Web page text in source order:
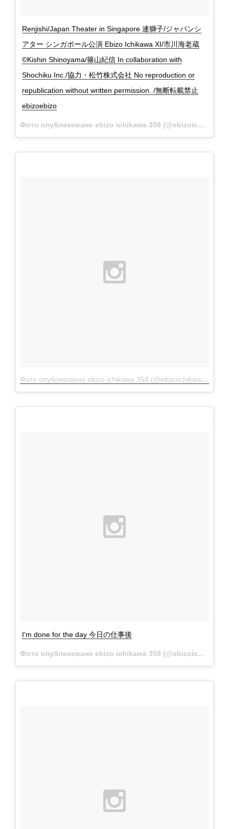
Renjishi/Japan Theater in Singapore 連獅子/ジャパンシ
アター シンガポール公演 Ebizo Ichikawa XI/市川海老蔵
©Kishin Shinoyama/篠山紀信 In collaboration with
Shochiku Inc./協力・松竹株式会社 No reproduction or
republication without written permission. /無断転載禁止
ebizoebizo
Фото опубликовано ebizo ichikawa 358 (@ebizoichikawa.ebizoichikawa)
Фото опубликовано ebizo ichikawa 358 (@ebizoichikawa.ebizoichikawa)
I'm done for the day 今日の仕事後
Фото опубликовано ebizo ichikawa 358 (@ebizoichikawa.ebizoichikawa)